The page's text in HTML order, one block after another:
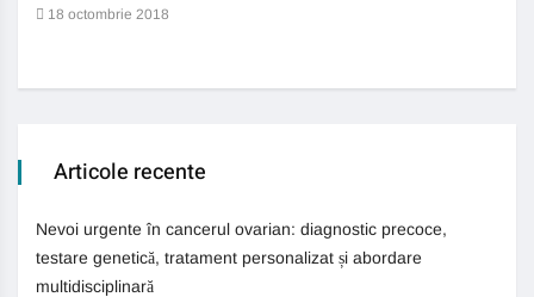
18 octombrie 2018
Articole recente
Nevoi urgente în cancerul ovarian: diagnostic precoce,
testare genetică, tratament personalizat și abordare
multidisciplinară